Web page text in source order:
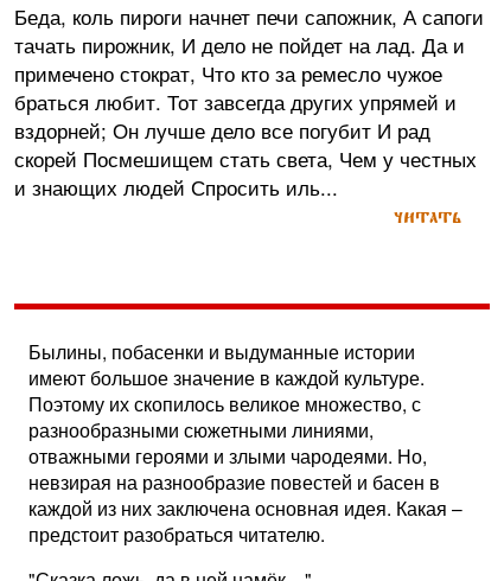
Беда, коль пироги начнет печи сапожник, А сапоги
тачать пирожник, И дело не пойдет на лад. Да и
примечено стократ, Что кто за ремесло чужое
браться любит. Тот завсегда других упрямей и
вздорней; Он лучше дело все погубит И рад
скорей Посмешищем стать света, Чем у честных
и знающих людей Спросить иль...
читать
Былины, побасенки и выдуманные истории
имеют большое значение в каждой культуре.
Поэтому их скопилось великое множество, с
разнообразными сюжетными линиями,
отважными героями и злыми чародеями. Но,
невзирая на разнообразие повестей и басен в
каждой из них заключена основная идея. Какая –
предстоит разобраться читателю.